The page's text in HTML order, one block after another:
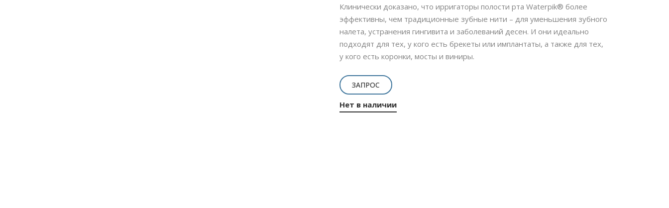
Клинически доказано, что ирригаторы полости рта Waterpik® более
эффективны, чем традиционные зубные нити – для уменьшения зубного
налета, устранения гингивита и заболеваний десен. И они идеально
подходят для тех, у кого есть брекеты или имплантаты, а также для тех,
у кого есть коронки, мосты и виниры.
ЗАПРОС
Нет в наличии